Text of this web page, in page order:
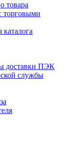
товара
торговыми
доставки ПЭК
службы